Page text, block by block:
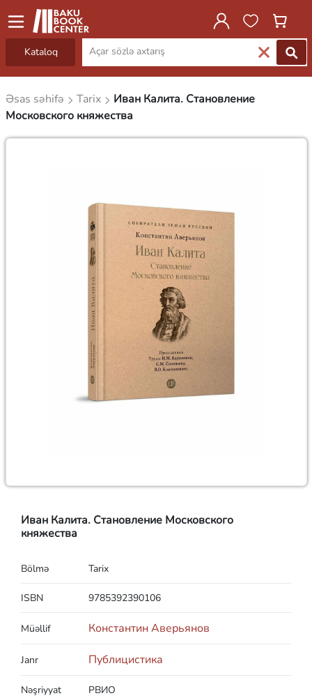
Kataloq
Əsas səhifə Tarix
Иван Калита. Становление
Московского княжества
Иван Калита. Становление Московского
княжества
Bölmə Tarix
ISBN 9785392390106
Müəllif Константин Аверьянов
Janr Публицистика
Nəşriyyat РВИО